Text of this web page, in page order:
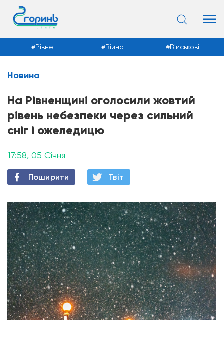
Новини
Рівне Війна Військові
Новина
На Рівненщині оголосили жовтий
рівень небезпеки через сильний
сніг і ожеледицю
17:58, 05 Січня
Поширити Твiт